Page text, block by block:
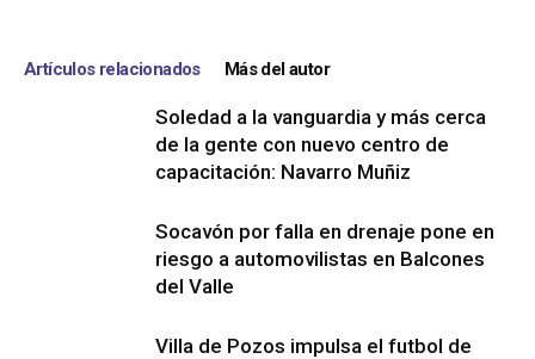
Artículos relacionados Más del autor
Soledad a la vanguardia y más cerca
de la gente con nuevo centro de
capacitación: Navarro Muñiz
Socavón por falla en drenaje pone en
riesgo a automovilistas en Balcones
del Valle
Villa de Pozos impulsa el futbol de